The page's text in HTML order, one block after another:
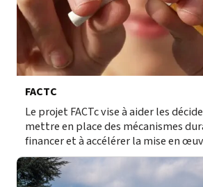
FACTC
Le projet FACTc vise à aider les
mettre en place des mécanismes
financer et à accélérer la mise en
Convention-cadre de l'OMS pour la
(CCLAT).